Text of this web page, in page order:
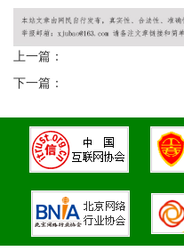
上一篇：
下一篇：